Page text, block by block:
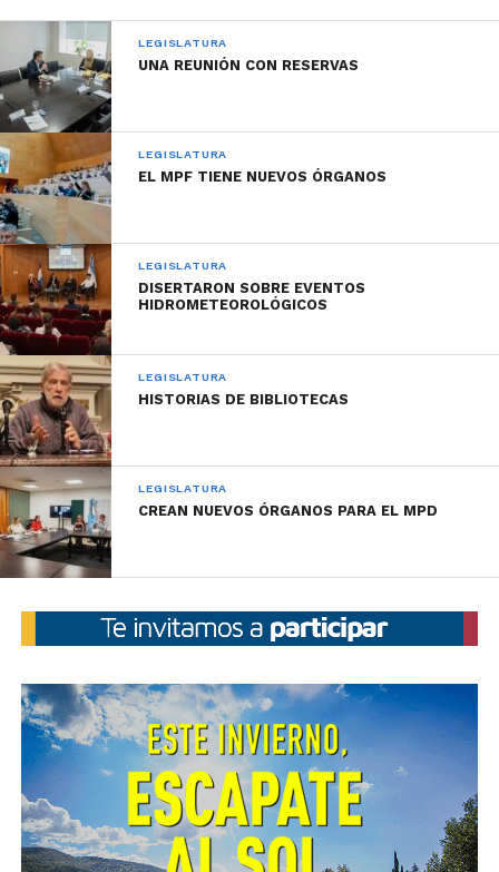
“Trabajar en un lugar en el que te ofrezcan un plus
de capacitación, donde uno pueda evolucionar como
profesional, y que además sea gratis y acorde a la
tarea que uno está realizando, está muy bueno”,
dice Walter Muller, asesor del legislador Raúl
Latimori, quien participó del curso de Técnica
Parlamentaria y del de Inglés.
LEGISLATURA
UNA REUNIÓN CON RESERVAS
LEGISLATURA
EL MPF TIENE NUEVOS ÓRGANOS
LEGISLATURA
DISERTARON SOBRE EVENTOS
HIDROMETEOROLÓGICOS
LEGISLATURA
HISTORIAS DE BIBLIOTECAS
LEGISLATURA
CREAN NUEVOS ÓRGANOS PARA EL MPD